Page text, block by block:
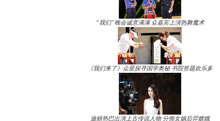
“我们”晚会诚意满满 众嘉宾上演热舞魔术
《我们来了》众星探寻国学奥秘 书院答题欢乐多
迪丽热巴出演上古传说人物 分饰女娲后羿嫦娥